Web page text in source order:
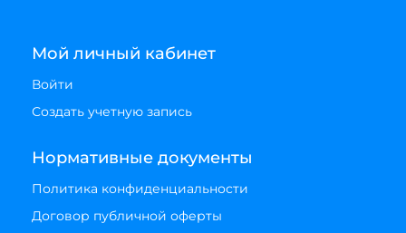
Мой личный кабинет
Войти
Создать учетную запись
Нормативные документы
Политика конфиденциальности
Договор публичной оферты